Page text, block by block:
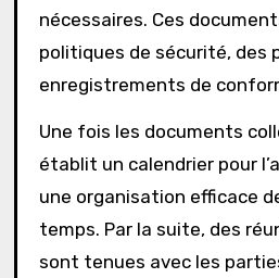
nécessaires. Ces
politiques de sécurité, des
enregistrements de
Une fois les documents
établit un calendrier pour
une organisation efficace
temps. Par la suite, des
sont tenues avec les